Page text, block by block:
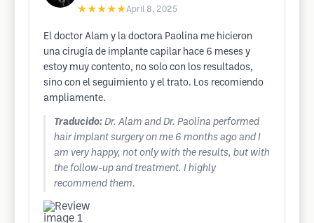
★★★★★April 8, 2025
El doctor Alam y la doctora Paolina me hicieron
una cirugía de implante capilar hace 6 meses y
estoy muy contento, no solo con los resultados,
sino con el seguimiento y el trato. Los recomiendo
ampliamente.
Traducido: Dr. Alam and Dr. Paolina performed
hair implant surgery on me 6 months ago and I
am very happy, not only with the results, but with
the follow-up and treatment. I highly
recommend them.